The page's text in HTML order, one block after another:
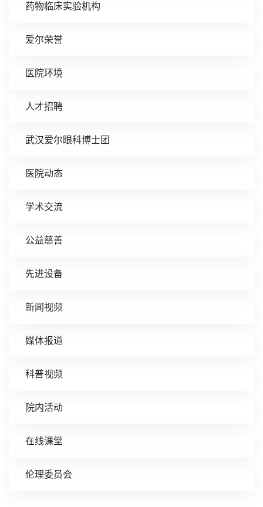
药物临床实验机构
爱尔荣誉
医院环境
人才招聘
武汉爱尔眼科博士团
医院动态
学术交流
公益慈善
先进设备
新闻视频
媒体报道
科普视频
院内活动
在线课堂
伦理委员会